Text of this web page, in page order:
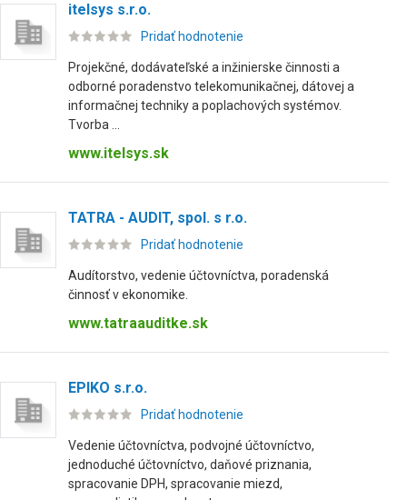
itelsys s.r.o.
Pridať hodnotenie
Projekčné, dodávateľské a inžinierske činnosti a
odborné poradenstvo telekomunikačnej, dátovej a
informačnej techniky a poplachových systémov.
Tvorba ...
www.itelsys.sk
TATRA - AUDIT, spol. s r.o.
Pridať hodnotenie
Audítorstvo, vedenie účtovníctva, poradenská
činnosť v ekonomike.
www.tatraauditke.sk
EPIKO s.r.o.
Pridať hodnotenie
Vedenie účtovníctva, podvojné účtovníctvo,
jednoduché účtovníctvo, daňové priznania,
spracovanie DPH, spracovanie miezd,